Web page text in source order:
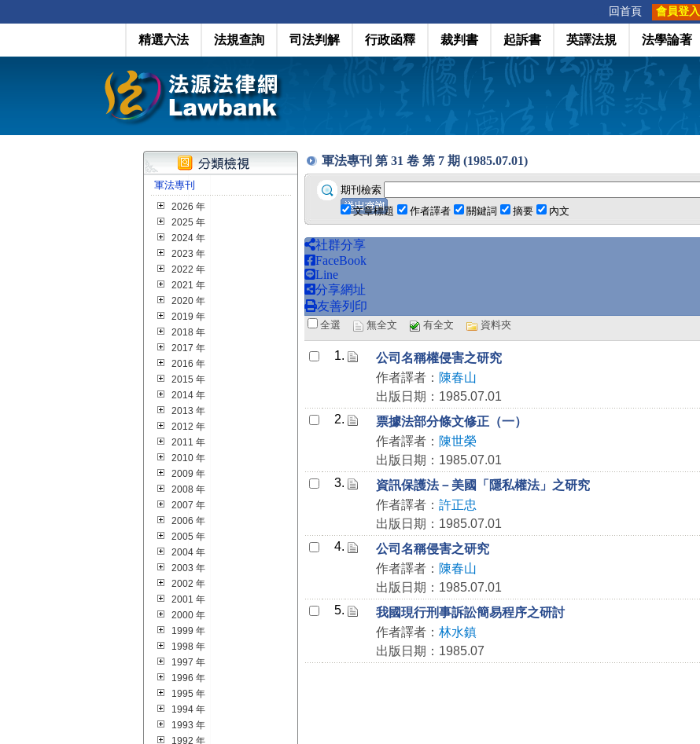
回首頁 會員登入
精選六法 法規查詢 司法判解 行政函釋 裁判書 起訴書 英譯法規 法學論著
軍法專刊
2026 年
2025 年
2024 年
2023 年
2022 年
2021 年
2020 年
2019 年
2018 年
2017 年
2016 年
2015 年
2014 年
2013 年
2012 年
2011 年
2010 年
2009 年
2008 年
2007 年
2006 年
2005 年
2004 年
2003 年
2002 年
2001 年
2000 年
1999 年
1998 年
1997 年
1996 年
1995 年
1994 年
1993 年
1992 年
軍法專刊 第 31 卷 第 7 期 (1985.07.01)
期刊檢索
文章標題
作者譯者 關鍵詞 摘要 內文
社群分享
FaceBook
Line
分享網址
友善列印
全選 無全文 有全文 資料夾
1.
公司名稱權侵害之研究
作者譯者： 陳春山
出版日期：1985.07.01
2.
票據法部分條文修正（一）
作者譯者： 陳世榮
出版日期：1985.07.01
3.
資訊保護法－美國「隱私權法」之研究
作者譯者： 許正忠
出版日期：1985.07.01
4.
公司名稱侵害之研究
作者譯者： 陳春山
出版日期：1985.07.01
5.
我國現行刑事訴訟簡易程序之研討
作者譯者： 林水鎮
出版日期：1985.07